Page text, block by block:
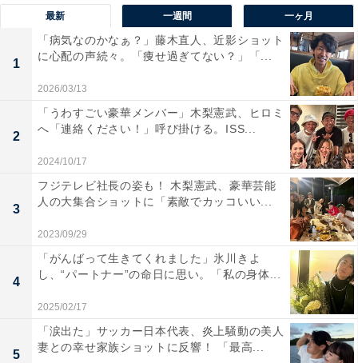
最新 一週間 一ヶ月
1
「病気なのかなぁ？」藤木直人、近影ショット
に心配の声続々。「痩せ過ぎてない？」「...
2026/03/13
2
「うわすごい豪華メンバー」木梨憲武、ヒロミ
へ「連絡ください！」呼び掛ける。ISS...
2024/10/17
3
フジテレビ社長の姿も！ 木梨憲武、豪華芸能
人の大集合ショットに「素敵でカッコいい...
2023/09/29
4
「がんばって生きてくれました」氷川きよ
し、“パートナー”の命日に思い。「私の身体...
2025/02/17
5
「涙出た」サッカー日本代表、炎上騒動の美人
妻との幸せ家族ショットに反響！ 「最高...